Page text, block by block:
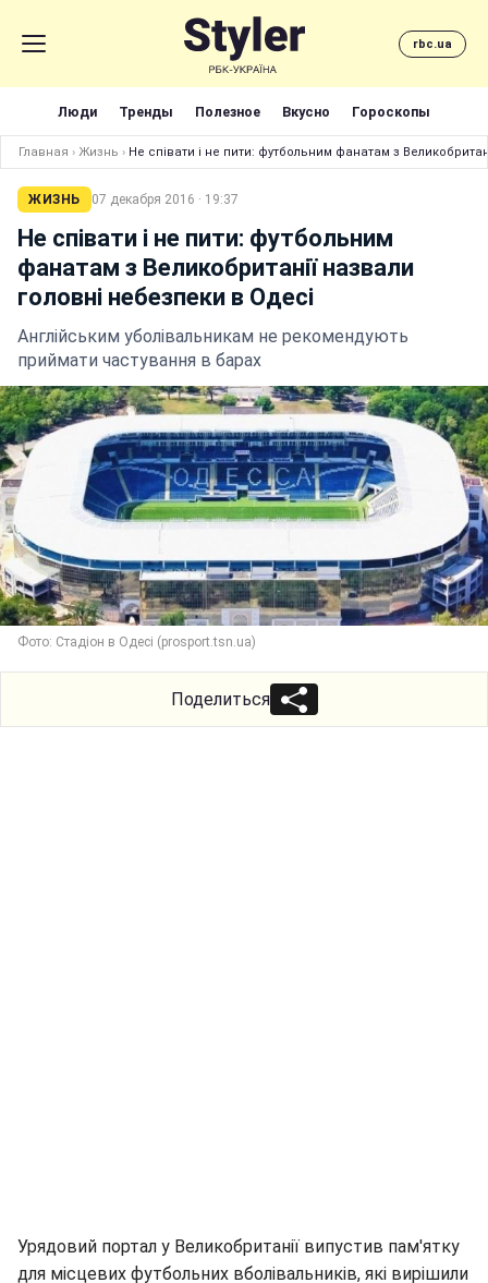
rbc.ua
Люди Тренды Полезное Вкусно Гороскопы
Главная › Жизнь › Не співати і не пити: футбольним фанатам з
ЖИЗНЬ 07 декабря 2016 · 19:37
Не співати і не пити: футбольним
фанатам з Великобританії назвали
головні небезпеки в Одесі
Англійським уболівальникам не рекомендують
приймати частування в барах
Фото: Стадіон в Одесі (prosport.tsn.ua)
Поделиться
Урядовий портал у Великобританії випустив пам'ятку
для місцевих футбольних вболівальників, які вирішили